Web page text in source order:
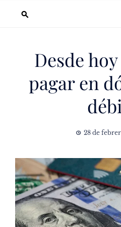
Desde
pagar en
28 de